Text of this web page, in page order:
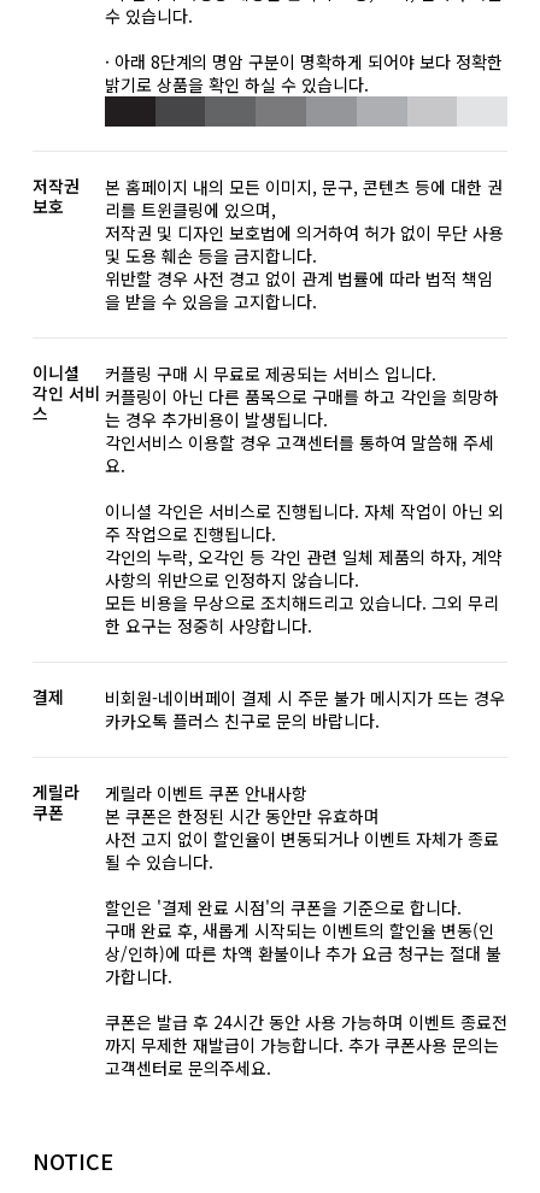
수 있습니다.
· 아래 8단계의 명암 구분이 명확하게 되어야 보다 정확한
밝기로 상품을 확인 하실 수 있습니다.
저작권
보호
본 홈페이지 내의 모든 이미지, 문구, 콘텐츠 등에 대한 권
리를 트윈클링에 있으며,
저작권 및 디자인 보호법에 의거하여 허가 없이 무단 사용
및 도용 훼손 등을 금지합니다.
위반할 경우 사전 경고 없이 관계 법률에 따라 법적 책임
을 받을 수 있음을 고지합니다.
이니셜
각인 서비
스
커플링 구매 시 무료로 제공되는 서비스 입니다.
커플링이 아닌 다른 품목으로 구매를 하고 각인을 희망하
는 경우 추가비용이 발생됩니다.
각인서비스 이용할 경우 고객센터를 통하여 말씀해 주세
요.
이니셜 각인은 서비스로 진행됩니다. 자체 작업이 아닌 외
주 작업으로 진행됩니다.
각인의 누락, 오각인 등 각인 관련 일체 제품의 하자, 계약
사항의 위반으로 인정하지 않습니다.
모든 비용을 무상으로 조치해드리고 있습니다. 그외 무리
한 요구는 정중히 사양합니다.
결제
비회원-네이버페이 결제 시 주문 불가 메시지가 뜨는 경우
카카오톡 플러스 친구로 문의 바랍니다.
게릴라
쿠폰
게릴라 이벤트 쿠폰 안내사항
본 쿠폰은 한정된 시간 동안만 유효하며
사전 고지 없이 할인율이 변동되거나 이벤트 자체가 종료
될 수 있습니다.
할인은 '결제 완료 시점'의 쿠폰을 기준으로 합니다.
구매 완료 후, 새롭게 시작되는 이벤트의 할인율 변동(인
상/인하)에 따른 차액 환불이나 추가 요금 청구는 절대 불
가합니다.
쿠폰은 발급 후 24시간 동안 사용 가능하며 이벤트 종료전
까지 무제한 재발급이 가능합니다. 추가 쿠폰사용 문의는
고객센터로 문의주세요.
NOTICE